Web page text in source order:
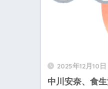
2025年12月10日
中川安奈、食